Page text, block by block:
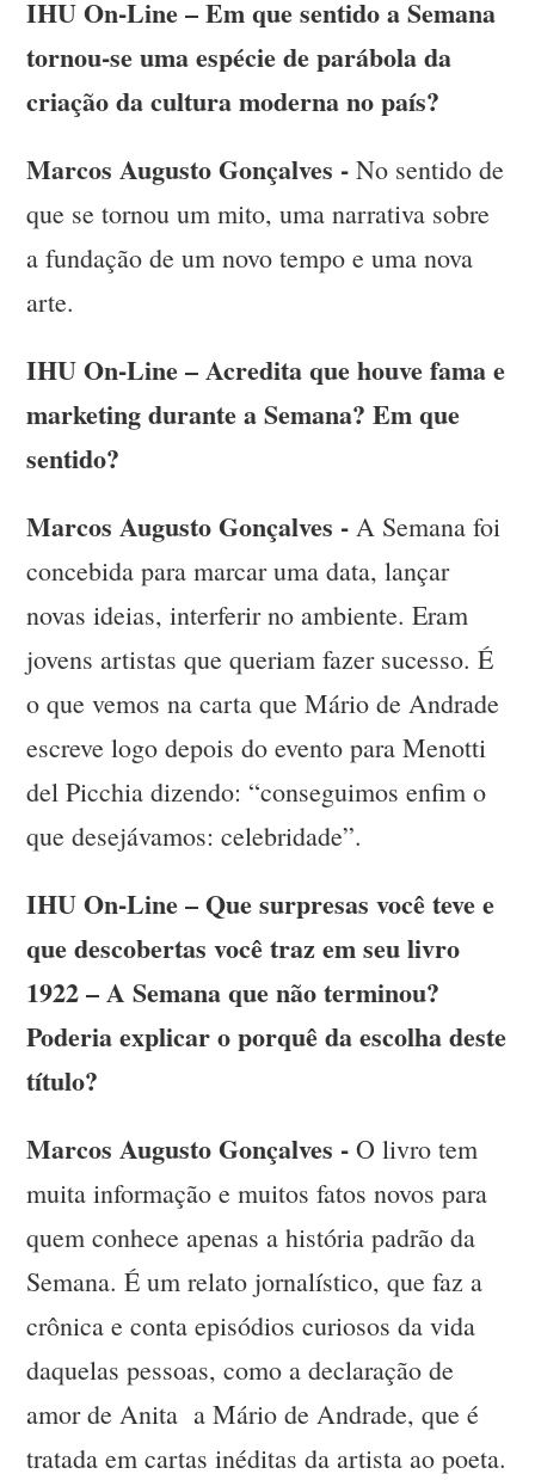
IHU On-Line – Em que sentido a Semana
tornou-se uma espécie de parábola da
criação da cultura moderna no país?
Marcos Augusto Gonçalves - No sentido de
que se tornou um mito, uma narrativa sobre
a fundação de um novo tempo e uma nova
arte.
IHU On-Line – Acredita que houve fama e
marketing durante a Semana? Em que
sentido?
Marcos Augusto Gonçalves - A Semana foi
concebida para marcar uma data, lançar
novas ideias, interferir no ambiente. Eram
jovens artistas que queriam fazer sucesso. É
o que vemos na carta que Mário de Andrade
escreve logo depois do evento para Menotti
del Picchia dizendo: “conseguimos enfim o
que desejávamos: celebridade”.
IHU On-Line – Que surpresas você teve e
que descobertas você traz em seu livro
1922 – A Semana que não terminou?
Poderia explicar o porquê da escolha deste
título?
Marcos Augusto Gonçalves - O livro tem
muita informação e muitos fatos novos para
quem conhece apenas a história padrão da
Semana. É um relato jornalístico, que faz a
crônica e conta episódios curiosos da vida
daquelas pessoas, como a declaração de
amor de Anita a Mário de Andrade, que é
tratada em cartas inéditas da artista ao poeta.